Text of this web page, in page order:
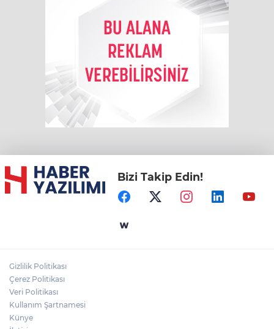
Bizi Takip Edin!
Gizlilik Politikası
Çerez Politikası
Veri Politikası
Kullanım Şartnamesi
Künye